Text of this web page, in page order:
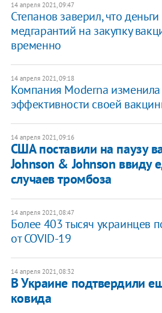
14 апреля 2021, 09:47
Степанов заверил, что
медгарантий на закупку
временно
14 апреля 2021, 09:18
Компания Moderna изменила
эффективности своей
14 апреля 2021, 09:16
США поставили на паузу
Johnson & Johnson ввиду
случаев тромбоза
14 апреля 2021, 08:47
Более 403 тысяч украинцев
от COVID-19
14 апреля 2021, 08:32
В Украине подтвердили
ковида